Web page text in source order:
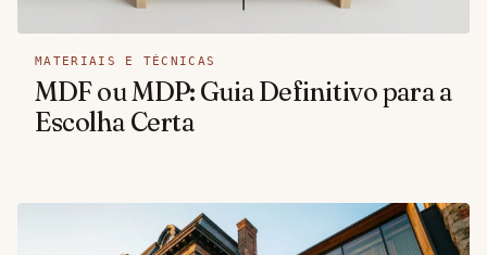
MATERIAIS E TÉCNICAS
MDF ou MDP: Guia Definitivo para a
Escolha Certa